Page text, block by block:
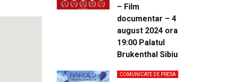
– Film
documentar – 4
august 2024 ora
19:00 Palatul
Brukenthal Sibiu
COMUNICATE DE PRESA